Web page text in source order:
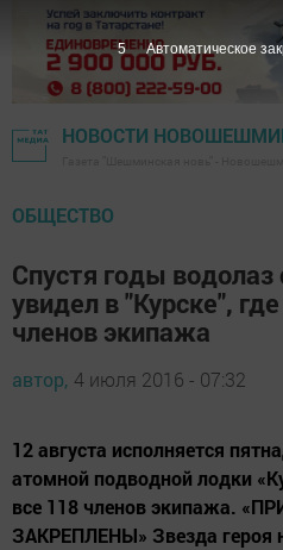
НОВОСТИ
ОБЩЕСТВО
Спустя годы водолаз
увидел в "Курске",
членов экипажа
автор, 4 июля 2016 - 07:32
12 августа исполняется
атомной подводной лодки
все 118 членов экипажа.
ЗАКРЕПЛЕНЫ» Звезда героя
3 Автоматическое